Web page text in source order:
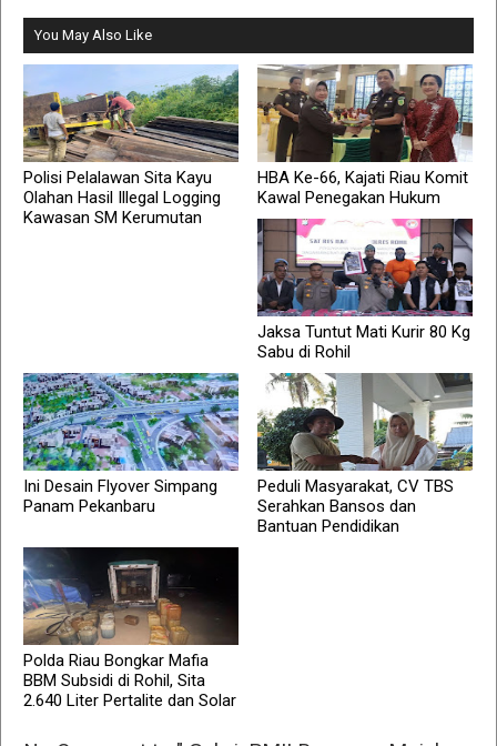
You May Also Like
Polisi Pelalawan Sita Kayu
Olahan Hasil Illegal Logging
Kawasan SM Kerumutan
HBA Ke-66, Kajati Riau Komit
Kawal Penegakan Hukum
Jaksa Tuntut Mati Kurir 80 Kg
Sabu di Rohil
Ini Desain Flyover Simpang
Panam Pekanbaru
Peduli Masyarakat, CV TBS
Serahkan Bansos dan
Bantuan Pendidikan
Polda Riau Bongkar Mafia
BBM Subsidi di Rohil, Sita
2.640 Liter Pertalite dan Solar